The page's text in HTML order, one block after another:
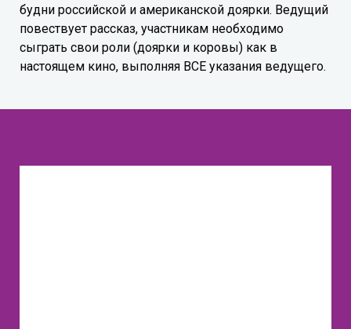
будни российской и американской доярки. Ведущий
повествует рассказ, участникам необходимо
сыграть свои роли (доярки и коровы) как в
настоящем кино, выполняя ВСЕ указания ведущего.